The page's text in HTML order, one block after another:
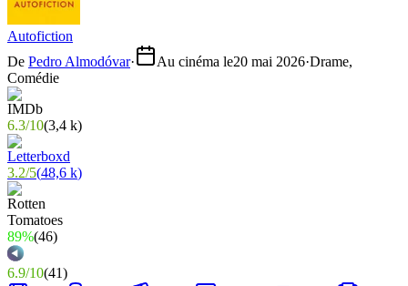
Autofiction
De Pedro Almodóvar· Au cinéma le20 mai 2026·Drame,
Comédie
6.3/10(3,4 k)
3.2/5(48,6 k)
89%(46)
6.9/10(41)